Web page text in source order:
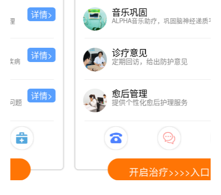
音乐巩固
ALPHA音乐助疗，巩固脑神经递质平衡
诊疗意见
定期回访，给出防护意见
愈后管理
提供个性化愈后护理服务
开启治疗>>>>入口